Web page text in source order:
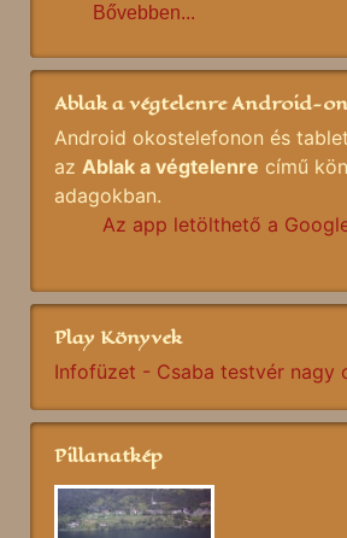
Bővebben...
Ablak a végtelenre Android-on
Android okostelefonon és
az Ablak a végtelenre című
adagokban.
Az app letölthető a
Play Könyvek
Infofüzet - Csaba testvér nagy
Pillanatkép